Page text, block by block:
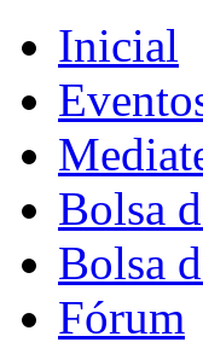
Inicial
Bolsa
Bolsa
Fórum